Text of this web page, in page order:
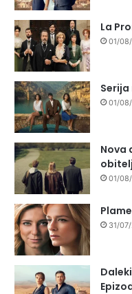
La
01/
01/
Nova
01/
31/